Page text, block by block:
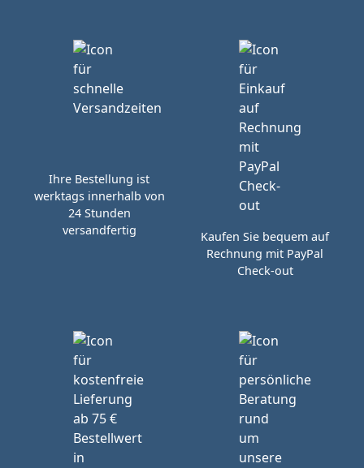
Ihre Bestellung ist
werktags innerhalb von
24 Stunden
versandfertig
Kaufen Sie bequem auf
Rechnung mit PayPal
Check-out